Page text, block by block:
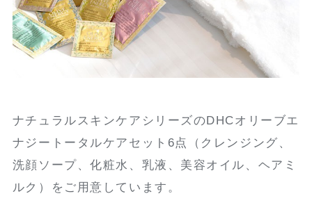
ナチュラルスキンケアシリーズのDHCオリーブエ
ナジートータルケアセット6点（クレンジング、
洗顔ソープ、化粧水、乳液、美容オイル、ヘアミ
ルク）をご用意しています。